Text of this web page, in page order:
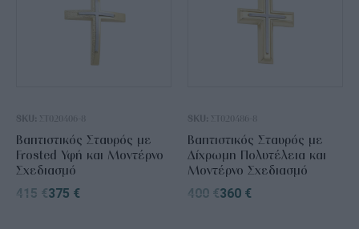
SKU: ΣΤ020406-8
Βαπτιστικός Σταυρός με
Frosted Υφή και Μοντέρνο
Σχεδιασμό
415 €375 €
SKU: ΣΤ020486-8
Βαπτιστικός Σταυρός με
Δίχρωμη Πολυτέλεια και
Μοντέρνο Σχεδιασμό
400 €360 €